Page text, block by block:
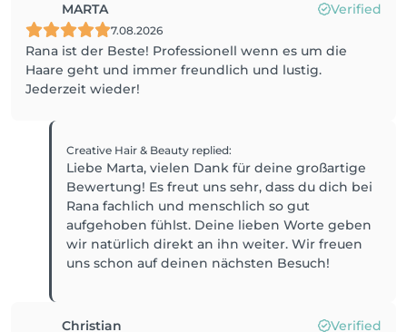
MARTA Verified
7.08.2026
Rana ist der Beste! Professionell wenn es um die
Haare geht und immer freundlich und lustig.
Jederzeit wieder!
Creative Hair & Beauty replied:
Liebe Marta, vielen Dank für deine großartige
Bewertung! Es freut uns sehr, dass du dich bei
Rana fachlich und menschlich so gut
aufgehoben fühlst. Deine lieben Worte geben
wir natürlich direkt an ihn weiter. Wir freuen
Christian Verified